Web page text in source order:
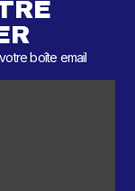
boîte email